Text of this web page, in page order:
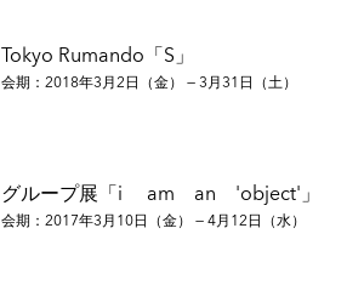
Tokyo Rumando「S」
会期：2018年3月2日（金） — 3月31日（土）
グループ展「i am an 'object'」
会期：2017年3月10日（金） — 4月12日（水）